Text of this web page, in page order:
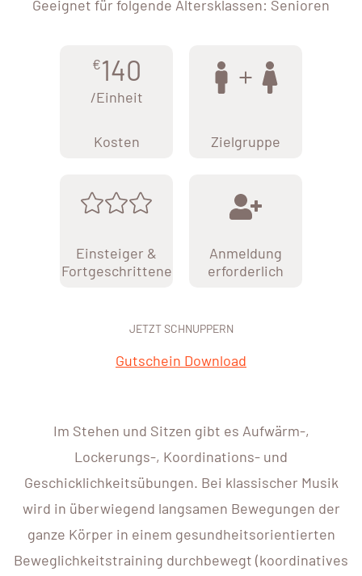
Geeignet für folgende Altersklassen: Senioren
€140
/Einheit
Kosten Zielgruppe
Einsteiger &
Fortgeschrittene
Anmeldung
erforderlich
JETZT SCHNUPPERN
Gutschein Download
Im Stehen und Sitzen gibt es Aufwärm-,
Lockerungs-, Koordinations- und
Geschicklichkeitsübungen. Bei klassischer Musik
wird in überwiegend langsamen Bewegungen der
ganze Körper in einem gesundheitsorientierten
Beweglichkeitstraining durchbewegt (koordinatives